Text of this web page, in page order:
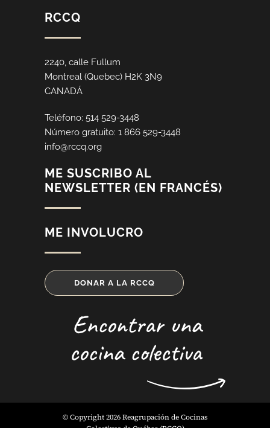
RCCQ
2240, calle Fullum
Montreal (Quebec) H2K 3N9
CANADÁ
Teléfono: 514 529-3448
Número gratuito: 1 866 529-3448
info@rccq.org
ME SUSCRIBO AL
NEWSLETTER (EN FRANCÉS)
ME INVOLUCRO
DONAR A LA RCCQ
Encontrar una
cocina colectiva
© Copyright 2026 Reagrupación de Cocinas